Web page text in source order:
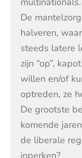
De
halveren,
steeds latere
zijn “op”,
willen en/of
optreden, ze
De grootste
komende
de liberale
inperken?